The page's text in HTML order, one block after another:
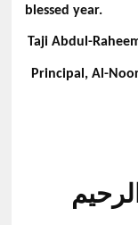
blessed year.
Taji Abdul-
Principal, Al-